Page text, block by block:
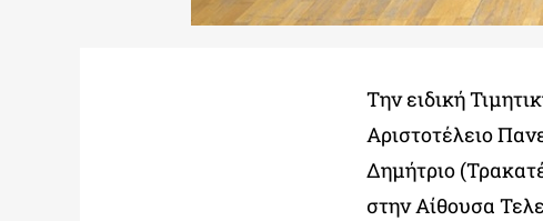
Την ειδική
Αριστοτέλειο
Δημήτριο
στην Αίθουσα